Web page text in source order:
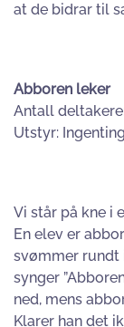
at de bidrar til
Abboren leker
Antall
Utstyr: Ingenting
Vi står på kne i
En elev er
svømmer rundt
synger
ned, mens
Klarer han det